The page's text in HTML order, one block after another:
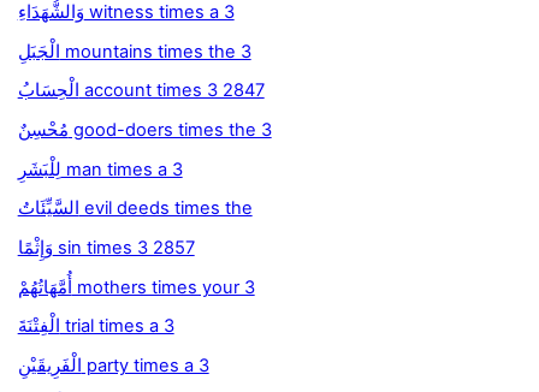
وَالشُّهَدَاءِ witness times a 3
الْجَبَلِ mountains times the 3
الْحِسَابُ account times 3 2847
مُحْسِنٌ good-doers times the 3
لِلْبَشَرِ man times a 3
السَّيِّئَاتُ evil deeds times the
وَإِثْمًا sin times 3 2857
أُمَّهَاتُهُمْ mothers times your 3
الْفِتْنَةَ trial times a 3
الْفَرِيقَيْنِ party times a 3